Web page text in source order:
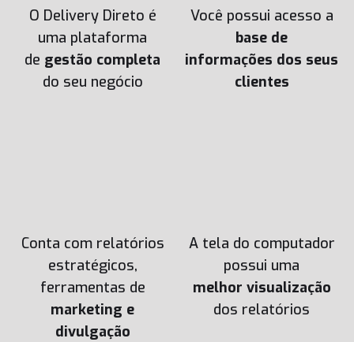
O Delivery Direto é
uma plataforma
de gestão completa
do seu negócio
Você possui acesso a
base de
informações dos seus
clientes
Conta com relatórios
estratégicos,
ferramentas de
marketing e
divulgação
A tela do computador
possui uma
melhor visualização
dos relatórios